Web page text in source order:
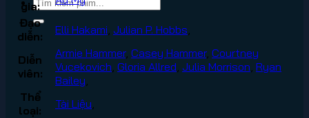
gia:
Đạo
diễn:
Elli Hakami Julian P. Hobbs
Diễn
viên:
Armie Hammer, Casey Hammer, Courtney
Vucekovich Gloria Allred Julia Morrison Ryan
Bailey
Thể
loại:
Tài Liệu